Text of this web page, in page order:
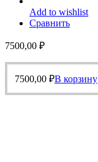
Add to wishlist
Сравнить
7500,00 ₽
7500,00 ₽В корзину